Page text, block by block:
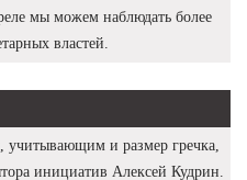
мы можем наблюдать более
властей.
учитывающим и размер гречка,
инициатив Алексей Кудрин.